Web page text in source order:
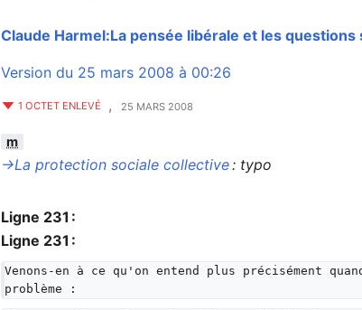
Claude Harmel:La pensée libérale et les questions
Version du 25 mars 2008 à 00:26
1 OCTET ENLEVÉ , 25 MARS 2008
m
→‎La protection sociale collective: typo
Ligne 231 :
Ligne 231 :
Venons-en à ce qu'on entend plus précisément
problème :